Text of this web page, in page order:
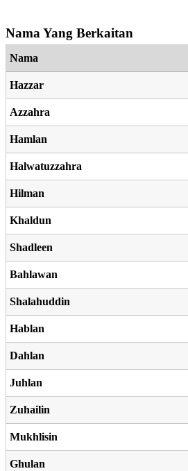
Nama Yang Berkaitan
Nama
Hazzar
Azzahra
Hamlan
Halwatuzzahra
Hilman
Khaldun
Shadleen
Bahlawan
Shalahuddin
Hablan
Dahlan
Juhlan
Zuhailin
Mukhlisin
Ghulan